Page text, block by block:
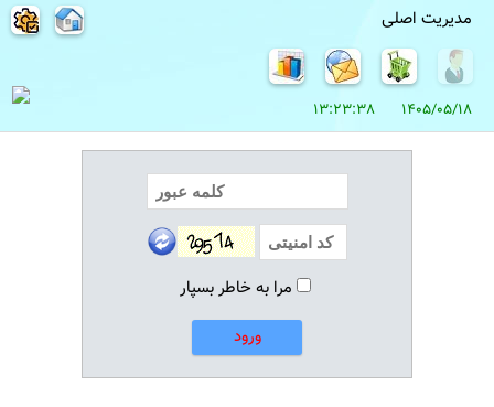
مدیریت اصلی
1405/05/18 13:23:38
مرا به خاطر بسپار